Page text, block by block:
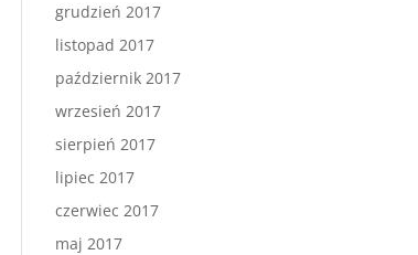
grudzień 2017
listopad 2017
październik 2017
wrzesień 2017
sierpień 2017
lipiec 2017
czerwiec 2017
maj 2017